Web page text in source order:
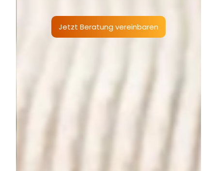
Jetzt Beratung vereinbaren